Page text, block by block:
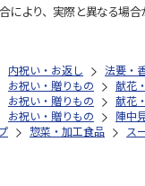
より、実際と異なる場合
内祝い・お返し 法要・
お祝い・贈りもの 献花
お祝い・贈りもの 献花
お祝い・贈りもの 陣中
惣菜・加工食品 ス